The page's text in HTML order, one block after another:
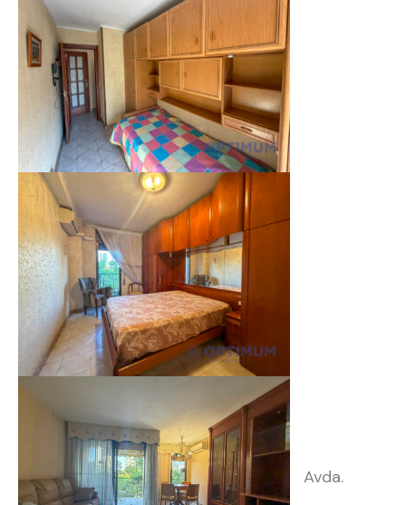
Avda.